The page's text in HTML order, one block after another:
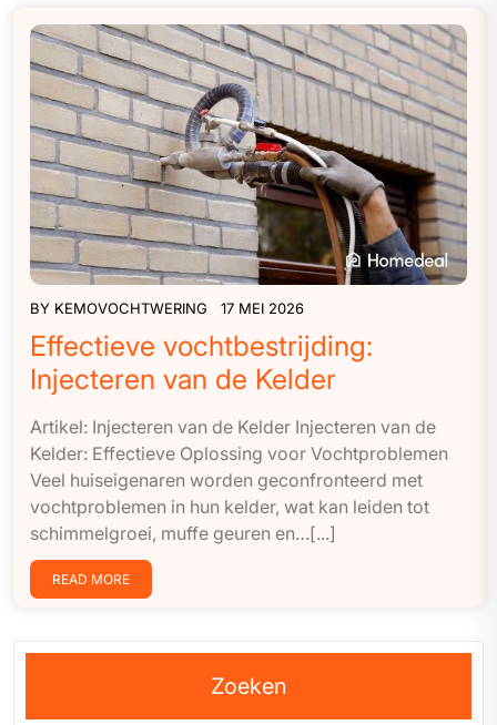
BY KEMOVOCHTWERING 17 MEI 2026
Effectieve vochtbestrijding:
Injecteren van de Kelder
Artikel: Injecteren van de Kelder Injecteren van de
Kelder: Effectieve Oplossing voor Vochtproblemen
Veel huiseigenaren worden geconfronteerd met
vochtproblemen in hun kelder, wat kan leiden tot
schimmelgroei, muffe geuren en…[...]
READ MORE
Zoeken